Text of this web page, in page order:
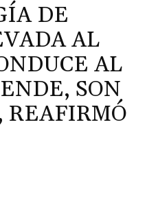
DE
AL
AL
SON
REAFIRMÓ